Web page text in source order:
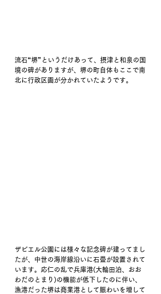
流石“堺”というだけあって、摂津と和泉の国
境の碑がありますが、堺の町自体もここで南
北に行政区画が分かれていたようです。
ザビエル公園には様々な記念碑が建ってまし
たが、中世の海岸線沿いに石畳が設置されて
います。応仁の乱で兵庫港(大輪田泊、おお
わだのとまり)の機能が低下したのに伴い、
漁港だった堺は商業港として賑わいを増して